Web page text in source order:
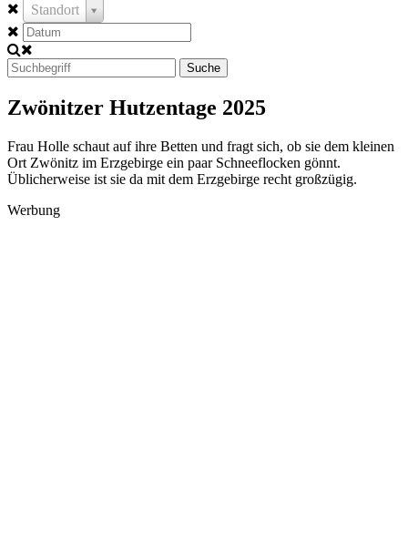
Standort
Suche
Zwönitzer Hutzentage 2025
Frau Holle schaut auf ihre Betten und fragt sich, ob sie dem kleinen
Ort Zwönitz im Erzgebirge ein paar Schneeflocken gönnt.
Üblicherweise ist sie da mit dem Erzgebirge recht großzügig.
Werbung